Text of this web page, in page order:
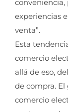
experiencias
venta”.
Esta
comercio
allá de eso,
de compra.
comercio